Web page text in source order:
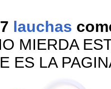
lauchas
MIERDA
ES LA